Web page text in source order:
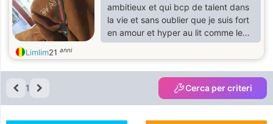
ambitieux et qui bcp de talent dans
la vie et sans oublier que je suis fort
en amour et hyper au lit comme le
poisson dans l'eau.
Limlim21 anni
1 Cerca per criteri